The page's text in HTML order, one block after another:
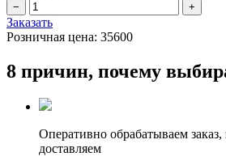
Заказать
Розничная цена: 35600
8 причин, почему
Оперативно обрабатываем заказ,
доставляем